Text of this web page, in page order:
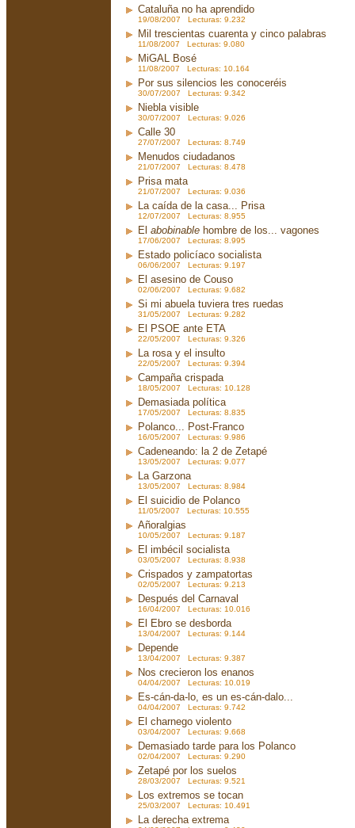
Cataluña no ha aprendido
19/08/2007 Lecturas: 9.232
Mil trescientas cuarenta y cinco palabras
11/08/2007 Lecturas: 9.080
MiGAL Bosé
11/08/2007 Lecturas: 10.164
Por sus silencios les conoceréis
30/07/2007 Lecturas: 9.342
Niebla visible
30/07/2007 Lecturas: 9.026
Calle 30
27/07/2007 Lecturas: 8.749
Menudos ciudadanos
21/07/2007 Lecturas: 8.478
Prisa mata
21/07/2007 Lecturas: 9.036
La caída de la casa... Prisa
12/07/2007 Lecturas: 8.955
El abobinable hombre de los... vagones
17/06/2007 Lecturas: 8.995
Estado policíaco socialista
06/06/2007 Lecturas: 9.197
El asesino de Couso
02/06/2007 Lecturas: 9.682
Si mi abuela tuviera tres ruedas
31/05/2007 Lecturas: 9.282
El PSOE ante ETA
22/05/2007 Lecturas: 9.326
La rosa y el insulto
22/05/2007 Lecturas: 9.394
Campaña crispada
18/05/2007 Lecturas: 10.128
Demasiada política
17/05/2007 Lecturas: 8.835
Polanco... Post-Franco
16/05/2007 Lecturas: 9.986
Cadeneando: la 2 de Zetapé
13/05/2007 Lecturas: 9.077
La Garzona
13/05/2007 Lecturas: 8.984
El suicidio de Polanco
11/05/2007 Lecturas: 10.555
Añoralgias
10/05/2007 Lecturas: 9.187
El imbécil socialista
03/05/2007 Lecturas: 8.938
Crispados y zampatortas
02/05/2007 Lecturas: 9.213
Después del Carnaval
16/04/2007 Lecturas: 10.016
El Ebro se desborda
13/04/2007 Lecturas: 9.144
Depende
13/04/2007 Lecturas: 9.387
Nos crecieron los enanos
04/04/2007 Lecturas: 10.019
Es-cán-da-lo, es un es-cán-dalo...
04/04/2007 Lecturas: 9.742
El charnego violento
03/04/2007 Lecturas: 9.668
Demasiado tarde para los Polanco
02/04/2007 Lecturas: 9.290
Zetapé por los suelos
28/03/2007 Lecturas: 9.521
Los extremos se tocan
25/03/2007 Lecturas: 10.491
La derecha extrema